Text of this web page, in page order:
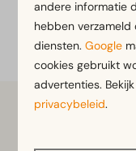
Bekijk meer
andere informatie
hebben
diensten.Google
cookies gebruikt
advertenties.
privacybeleid.